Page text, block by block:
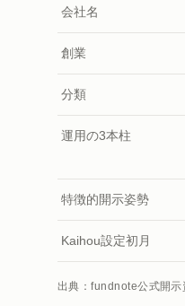
会社名
創業
分類
運用の3本柱
特徴的開示姿勢
Kaihou設定初月
出典：fundnote公式開示